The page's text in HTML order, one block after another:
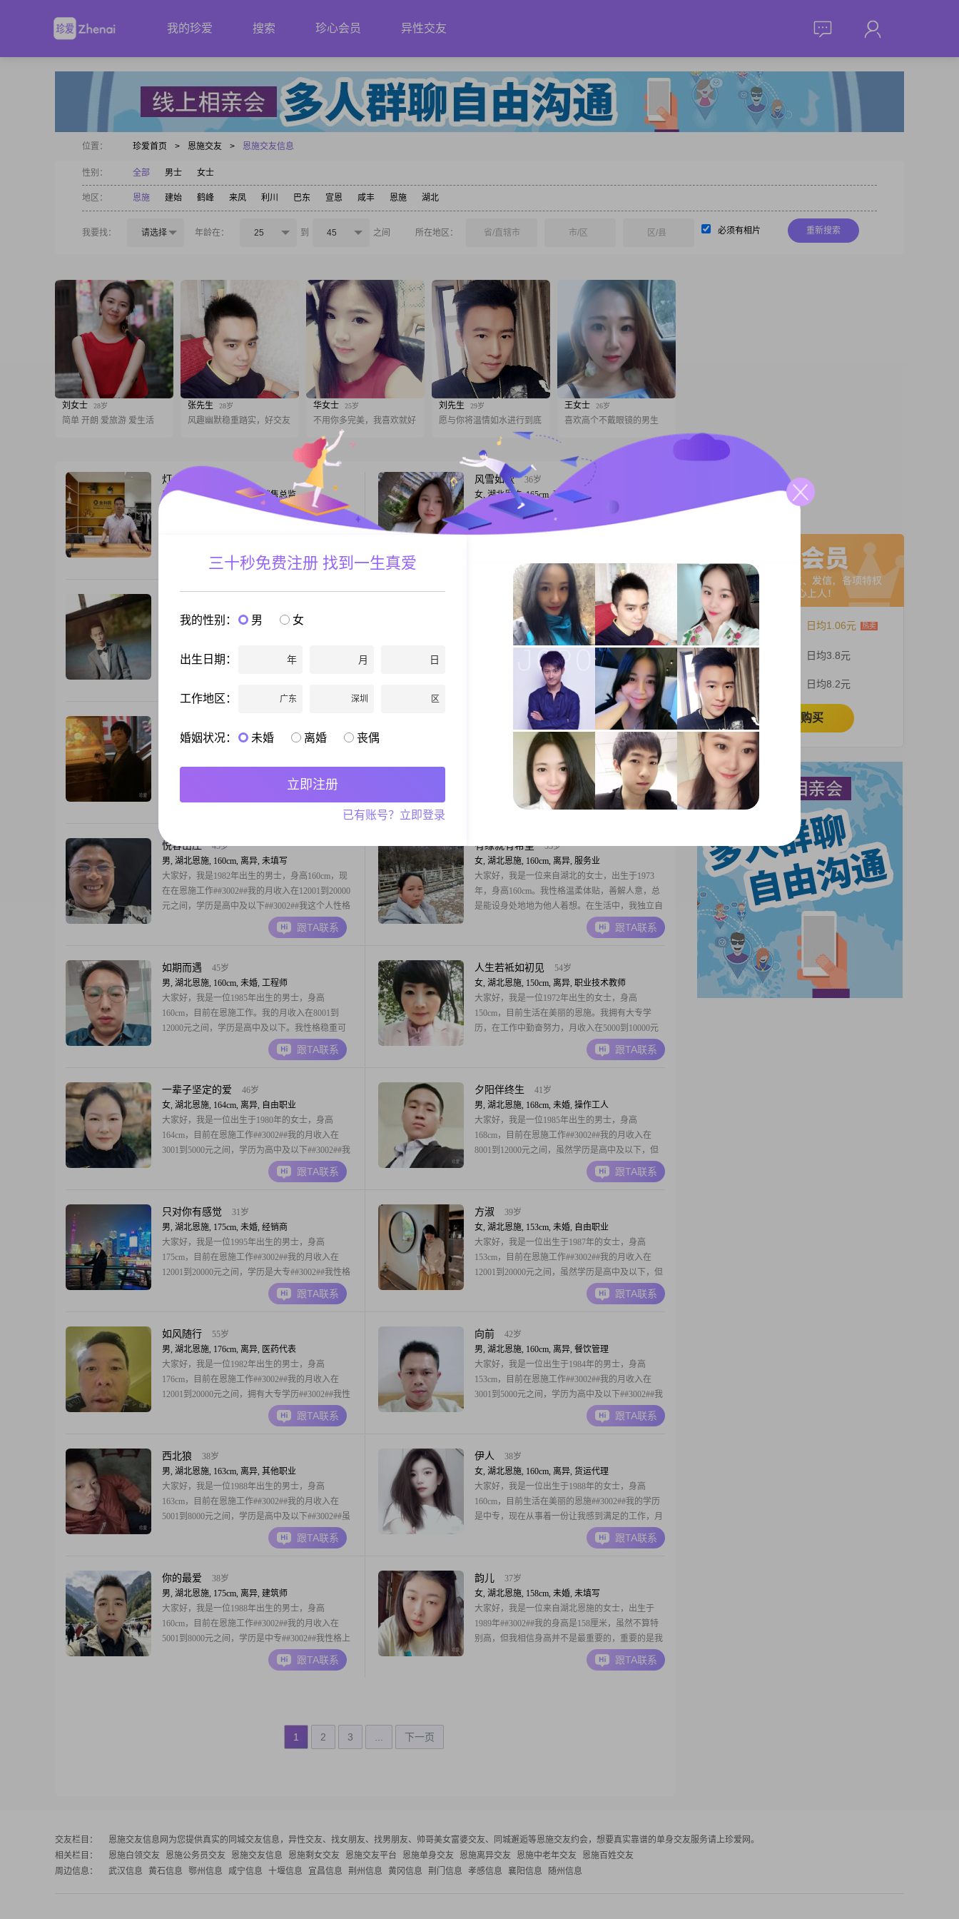
我的珍爱 搜索 珍心会员 异性交友
位置： 珍爱首页 > 恩施交友 > 恩施交友信息
性别： 全部 男士 女士
地区： 恩施 建始 鹤峰 来凤 利川 巴东 宣恩 咸丰 恩施 湖北
我要找： 请选择 年龄在： 25 到 45 之间 所在地区： 省/直辖市 市/区 区/县 必须有相片 重新搜索
刘女士 28岁
简单 开朗 爱旅游 爱生活
张先生 28岁
风趣幽默稳重踏实，好交友
华女士 25岁
不用你多完美，我喜欢就好
刘先生 29岁
愿与你将温情如水进行到底
王女士 26岁
喜欢高个不戴眼镜的男生
灯火阑珊处
男, 湖北恩施, 175cm, 离异, 销售总监
你好，我是1982年出生的男生，今年43岁，身高
175cm，现在在恩施这边工作生活。我的学历是大
稳重可靠的人，平时也很乐观积极，对待事情真诚
可靠。在事业上我有自己的追求，一直努力追求事
跟TA联系
风雪如歌
36岁
女, 湖北恩施, 165cm, 离异, 美容师
嗨，大家好，我是1991年出生的女生，今年35岁
##3002##我的身高是165cm，目前在恩施这边工作
以下##3002##做中医养生行业，喜欢研究中医
##3002##喜欢种花种菜，喜欢自己做饭，比较热爱
跟TA联系
男, 湖北恩施, 162cm, 离异, 服务业
身高是162cm##3002##关于学历，我是高中及以下
5000元这个区间##3002##在性格和为人处世方面，
身边的人都觉得我是一个稳重可靠的人##30
沉寂的秋叶
59岁
女, 湖北恩施, 150cm, 离异, 销售总监
你好，我是1967年出生的女士，今年身高
150cm##3002##我的月收入在3001到5000元之间，
现在在恩施工作##3002##我的学历是高中及以下
##3002##我是一个随和易相处的人，平时性格比较
温柔体贴，也比较善解人意##3002##在与人交往的
过程中，我是一个真诚可靠的人##3002##我目前是
跟TA联系
女, 湖北恩施, 160cm, 离异, 其他职业
恩施工作。我的身高大概 160cm，虽然学历是高中
及以下，但我相信这并不影响我去好好经营生活和
感情。我现在每个月收入能有 8000元以上，做个
体经营，经济上还算比较独立的。我觉得自己最大
我也独立自信，能够处理好生活中的各种事情
跟TA联系
42岁
男, 湖北恩施, 180cm, 离异, 餐饮管理
大家好，我是一位1986年出生的男士，身高
180cm，目前在恩施工作。我的月收入在20001到
50000元之间，学历是大专。我性格稳重可靠，责
任感强，总是以乐观积极的态度面对生活。在与人
功，希望通过自己的努力为家人创造更好的生活条
件
跟TA联系
悦容山庄
45岁
男, 湖北恩施, 160cm, 离异, 未填写
大家好，我是1982年出生的男士，身高160cm，现
在在恩施工作##3002##我的月收入在12001到20000
元之间，学历是高中及以下##3002##我这个人性格
比较直接，平时热情开朗，也善于沟通，有什么想
法都会直说，不喜欢绕弯子##3002##在感情里，我
##3001##
跟TA联系
有缘就有希望
53岁
女, 湖北恩施, 160cm, 离异, 服务业
大家好，我是一位来自湖北的女士，出生于1973
年，身高160cm。我性格温柔体贴，善解人意，总
是能设身处地地为他人着想。在生活中，我独立自
信，乐观积极，面对困难时总能保持坚韧不拔的态
度。我的学历是中专，虽然不是很高，但我一直在
知识和经验。目前，我的月收入在3000元以上，但
我
跟TA联系
如期而遇
45岁
男, 湖北恩施, 160cm, 未婚, 工程师
大家好，我是一位1985年出生的男士，身高
160cm，目前在恩施工作。我的月收入在8001到
12000元之间，学历是高中及以下。我性格稳重可
靠，真诚待人，勤俭节约，有很强的责任感。在生
活中，我随和易相处，耐心包容，乐观积极，对待
一个爱好，那就是跑步。我喜欢在清晨或者傍晚的
时候
跟TA联系
人生若袛如初见
54岁
女, 湖北恩施, 150cm, 离异, 职业技术教师
大家好，我是一位1972年出生的女士，身高
150cm，目前生活在美丽的恩施。我拥有大专学
历，在工作中勤奋努力，月收入在5000到10000元
之间。我性格开朗，总是爱笑，善于理解他人的感
受，随和易相处。热爱生活的我，喜欢精致的生活
都能让我感到满足和快乐。在生活中，我温柔体
贴，乐
跟TA联系
一辈子坚定的爱
46岁
女, 湖北恩施, 164cm, 离异, 自由职业
大家好，我是一位出生于1980年的女士，身高
164cm，目前在恩施工作##3002##我的月收入在
3001到5000元之间，学历为高中及以下##3002##我
性格理性冷静，在生活中非常注重仪式感，追求简
单而真实的幸福##3002##平时我喜欢美食烹饪，也
##3002##我认为在感
跟TA联系
夕阳伴终生
41岁
男, 湖北恩施, 168cm, 未婚, 操作工人
大家好，我是一位1985年出生的男士，身高
168cm，目前在恩施工作##3002##我的月收入在
8001到12000元之间，虽然学历是高中及以下，但
我一直以真诚可靠的态度对待生活和工作##3002##
我性格成熟稳重，责任感强，始终把家庭放在第一
人，有耐心且包容心强##
跟TA联系
只对你有感觉
31岁
男, 湖北恩施, 175cm, 未婚, 经销商
大家好，我是一位1995年出生的男士，身高
175cm，目前在恩施工作##3002##我的月收入在
12001到20000元之间，学历是大专##3002##我性格
稳重可靠，对待事情非常耐心，也很包容##3002##
在生活中，我比较勤俭节约，不喜欢浪费##3002##
培训课程##3
跟TA联系
方淑
39岁
女, 湖北恩施, 153cm, 未婚, 自由职业
大家好，我是一位出生于1987年的女士，身高
153cm，目前在恩施工作##3002##我的月收入在
12001到20000元之间，虽然学历是高中及以下，但
我一直保持着积极向上的生活态度##3002##我性格
温柔体贴，善解人意，随和易相处，总是希望能站
对待生活非常细腻敏感
跟TA联系
如风随行
55岁
男, 湖北恩施, 176cm, 离异, 医药代表
大家好，我是一位1982年出生的男士，身高
176cm，目前在恩施工作##3002##我的月收入在
12001到20000元之间，拥有大专学历##3002##我性
格稳重可靠，责任感强，真诚待人##3002##在生活
中，我一直秉持着认真负责的态度，对待工作和家
的人，重视家庭
跟TA联系
向前
42岁
男, 湖北恩施, 160cm, 离异, 餐饮管理
大家好，我是一位出生于1984年的男士，身高
153cm，目前在恩施工作##3002##我的月收入在
3001到5000元之间，学历为高中及以下##3002##我
性格成熟稳重，待人真诚可靠，非常重视家庭，责
任感强，对待生活总是乐观积极##3002##我认为家
来的另一半能够理解和支
跟TA联系
西北狼
38岁
男, 湖北恩施, 163cm, 离异, 其他职业
大家好，我是一位1988年出生的男士，身高
163cm，目前在恩施工作##3002##我的月收入在
5001到8000元之间，学历是高中及以下##3002##虽
然我的身高不算特别高，但我相信，一个人的品质
和能力才是最重要的##3002##我是一个责任感很强
大的努力去完成任务和责任
跟TA联系
伊人
38岁
女, 湖北恩施, 160cm, 离异, 货运代理
大家好，我是一位出生于1988年的女士，身高
160cm，目前生活在美丽的恩施##3002##我的学历
是中专，现在从事着一份让我感到满足的工作，月
收入在3001到5000元之间##3002##我性格中最为人
称道的是我的善解人意和真诚可靠##3002##在生活
真诚去赢得朋友和家人
跟TA联系
你的最爱
38岁
男, 湖北恩施, 175cm, 离异, 建筑师
大家好，我是一位1988年出生的男士，身高
160cm，目前在恩施工作##3002##我的月收入在
5001到8000元之间，学历是中专##3002##我性格上
比较耐心包容，稳重可靠，随和易相处##3002##我
认为成熟稳重是很重要的品质，家庭对我来说也非
跟TA联系
韵儿
37岁
女, 湖北恩施, 158cm, 未婚, 未填写
大家好，我是一位来自湖北恩施的女士，出生于
1989年##3002##我的身高是158厘米，虽然不算特
别高，但我相信身高并不是最重要的，重要的是我
们的心灵相通和相互理解##3002##我目前的月收入
在3001到5000元之间，虽然不算特别富裕，但我能
跟TA联系
1 2 3 下一页
日均1.06元
日均3.8元
日均8.2元
立即购买
交友栏目： 恩施交友信息网 为您提供真实的同城交友信息，异性交友、找女朋友、找男朋友、帅哥美女富婆交友、同城邂逅等恩施交友约会，想要真实靠谱的单身交友服务请上珍爱网。
相关栏目：
恩施白领交友 恩施公务员交友 恩施交友信息 恩施剩女交友 恩施交友平台 恩施单身交友 恩施离异交友 恩施中老年交友
恩施百姓交友
周边信息：
武汉信息 黄石信息 鄂州信息 咸宁信息 十堰信息 宜昌信息 荆州信息 黄冈信息 荆门信息 孝感信息 襄阳信息 随州信息
三十秒免费注册 找到一生真爱
我的性别： 男 女
出生日期： 年 月 日
工作地区： 广东 深圳 区
婚姻状况： 未婚 离婚 丧偶
立即注册
已有账号？立即登录